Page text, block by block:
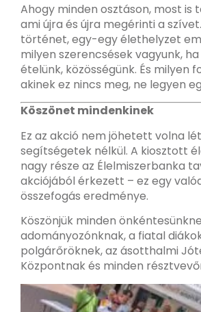
Ahogy minden osztáson, most is
ami újra és újra megérinti a
történet, egy-egy élethelyzet
milyen szerencsések vagyunk,
ételünk, közösségünk. És milyen
akinek ez nincs meg, ne legyen
Köszönet mindenkinek
Ez az akció nem jöhetett volna
segítségetek nélkül. A kiosztott
nagy része az Élelmiszerbanka
akciójából érkezett – ez egy
összefogás eredménye.
Köszönjük minden
adományozónknak, a fiatal
polgárőröknek, az ásotthalmi
Központnak és minden